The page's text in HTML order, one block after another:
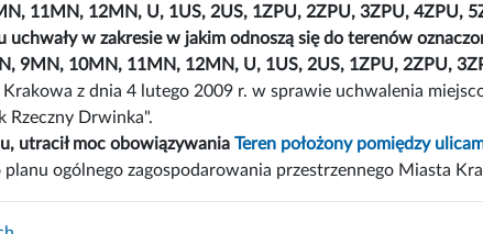
11MN, 12MN, U, 1US, 2US, 1ZPU, 2ZPU, 3ZPU, 4ZPU,
uchwały w zakresie w jakim odnoszą się do terenów
9MN, 10MN, 11MN, 12MN, U, 1US, 2US, 1ZPU, 2ZPU,
z dnia 4 lutego 2009 r. w sprawie uchwalenia
Rzeczny Drwinka".
utracił moc obowiązywania Teren położony pomiędzy
ogólnego zagospodarowania przestrzennego Miasta